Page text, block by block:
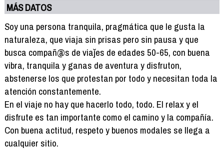
MÁS DATOS
Soy una persona tranquila, pragmática que le gusta la
naturaleza, que viaja sin prisas pero sin pausa y que
busca compañ@s de viaǰes de edades 50-65, con buena
vibra, tranquila y ganas de aventura y disfruton,
abstenerse los que protestan por todo y necesitan toda la
atención constantemente.
En el viaje no hay que hacerlo todo, todo. El relax y el
disfrute es tan importante como el camino y la compañía.
Con buena actitud, respeto y buenos modales se llega a
cualquier sitio.